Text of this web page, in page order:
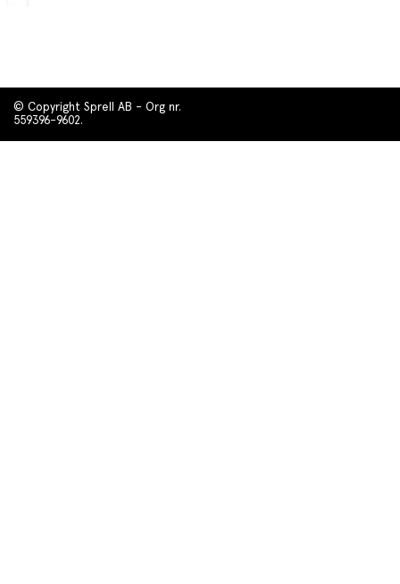
© Copyright Sprell AB - Org nr.
559396-9602.